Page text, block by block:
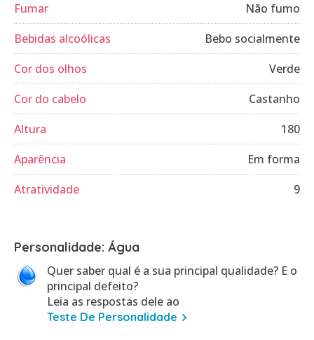
Fumar
Não fumo
Bebidas alcoólicas
Bebo socialmente
Cor dos olhos
Verde
Cor do cabelo
Castanho
Altura
180
Aparência
Em forma
Atratividade
9
Personalidade: Água
Quer saber qual é a sua principal qualidade? E o
principal defeito?
Leia as respostas dele ao
Teste De Personalidade